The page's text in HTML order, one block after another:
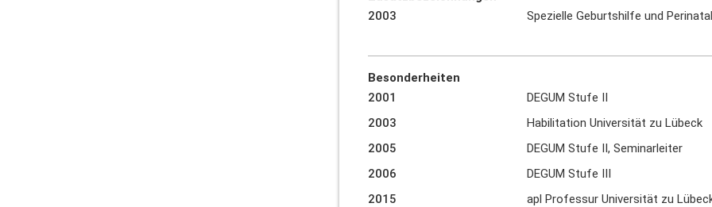
2003
Spezielle Geburtshilfe und
Besonderheiten
2001
DEGUM Stufe II
2003
Habilitation Universität zu Lübeck
2005
DEGUM Stufe II, Seminarleiter
2006
DEGUM Stufe III
2015
apl Professur Universität zu